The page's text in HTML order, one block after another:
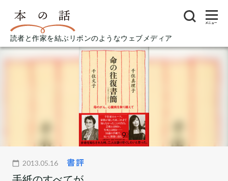
読者と作家を結ぶリボンのようなウェブメディア
メニュー
2013.05.16 書評